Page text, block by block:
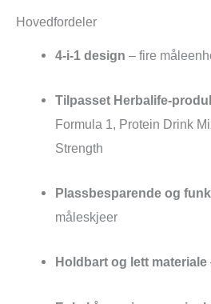
Hovedfordeler
4-i-1 design – fire
Tilpasset Herbalife-
Formula 1, Protein Drink
Strength
Plassbesparende og
måleskjeer
Holdbart og lett materiale